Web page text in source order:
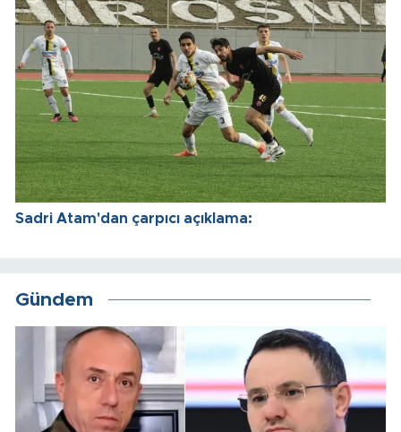
Sadri Atam'dan çarpıcı açıklama:
Gündem